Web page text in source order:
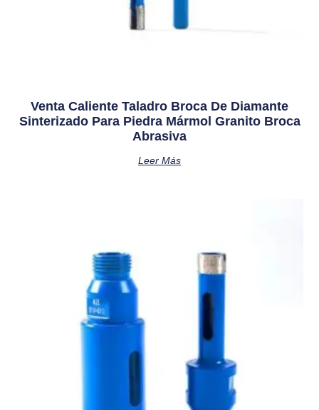
Venta Caliente Taladro Broca De Diamante
Sinterizado Para Piedra Mármol Granito Broca
Abrasiva
Leer Más